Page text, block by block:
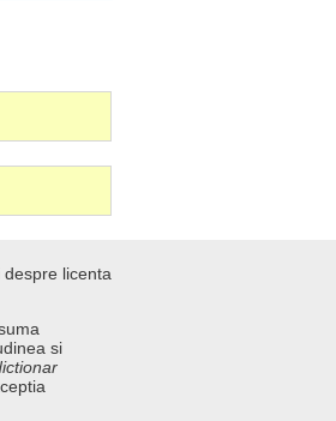
despre licenta
si